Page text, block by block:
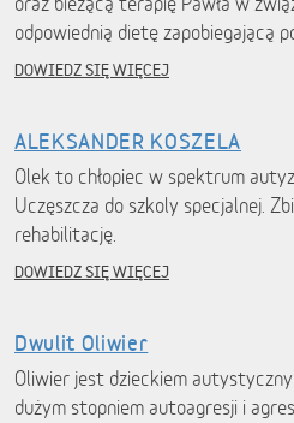
odpowiednią dietę zapobiegającą
DOWIEDZ SIĘ WIĘCEJ
ALEKSANDER KOSZELA
Olek to chłopiec w spektrum
Uczęszcza do szkoly specjalnej.
rehabilitację.
DOWIEDZ SIĘ WIĘCEJ
Dwulit Oliwier
Oliwier jest dzieckiem
dużym stopniem autoagresji i